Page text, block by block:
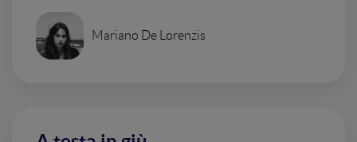
Mariano De Lorenzis